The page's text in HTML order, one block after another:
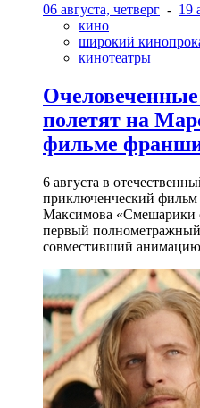
06 августа, четверг - 19
кино
широкий
кинотеатры
полетят на
фильме
6 августа в
приключенческий
Максимова «Смешарики
первый
совместивший